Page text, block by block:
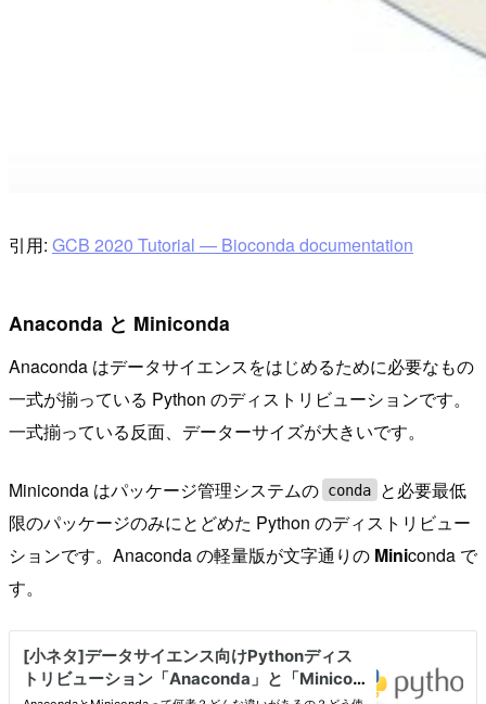
引用: GCB 2020 Tutorial — Bioconda documentation
Anaconda と Miniconda
Anaconda はデータサイエンスをはじめるために必要なもの
一式が揃っている Python のディストリビューションです。
一式揃っている反面、データーサイズが大きいです。
Miniconda はパッケージ管理システムの conda
と必要最低
限のパッケージのみにとどめた Python のディストリビュー
ションです。Anaconda の軽量版が文字通りの Miniconda で
す。